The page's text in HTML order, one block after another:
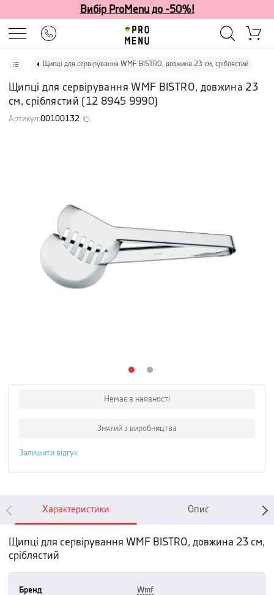
Вибір ProMenu до -50%!
Щипці для сервірування WMF BISTRO, довжина 23 см, сріблястий
Щипці для сервірування WMF BISTRO, довжина 23
см, сріблястий (12 8945 9990)
Артикул:00100132
Немає в наявності
Знятий з виробництва
Залишити відгук
Характеристики Опис
Щипці для сервірування WMF BISTRO, довжина 23 см,
сріблястий
Бренд wmf